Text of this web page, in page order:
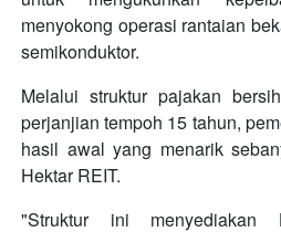
menyokong operasi rantaian
semikonduktor.
Melalui struktur pajakan
perjanjian tempoh 15 tahun,
hasil awal yang menarik
Hektar REIT.
"Struktur ini menyediakan